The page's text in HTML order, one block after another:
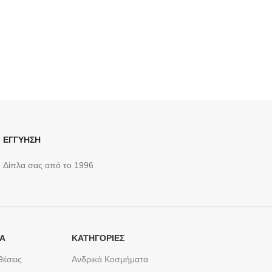
ΕΓΓΥΗΣΗ
Δίπλα σας από το 1996
ΚΑΤΗΓΟΡΙΕΣ
Ανδρικά Κοσμήματα